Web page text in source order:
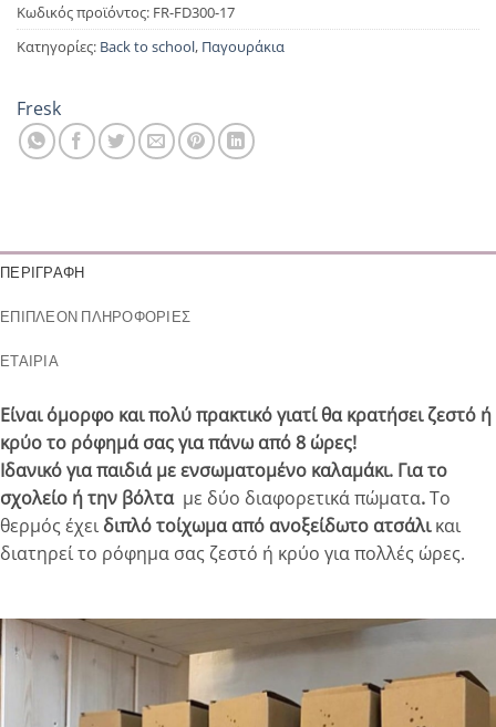
Κωδικός προϊόντος: FR-FD300-17
Κατηγορίες: Back to school, Παγουράκια
Fresk
ΠΕΡΙΓΡΑΦΉ
ΕΠΙΠΛΈΟΝ ΠΛΗΡΟΦΟΡΊΕΣ
ΕΤΑΙΡΊΑ
Είναι όμορφο και πολύ πρακτικό γιατί θα κρατήσει ζεστό ή
κρύο το ρόφημά σας για πάνω από 8 ώρες!
Ιδανικό για παιδιά με ενσωματομένο καλαμάκι. Για το
σχολείο ή την βόλταμε δύο διαφορετικά πώματα.To
θερμός έχει διπλό τοίχωμα από ανοξείδωτο ατσάλικαι
διατηρεί το ρόφημα σας ζεστό ή κρύο για πολλές ώρες.